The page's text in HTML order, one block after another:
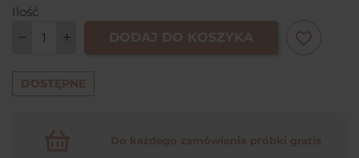
Ilość
DODAJ DO KOSZYKA
favorite_border
DOSTĘPNE
Do każdego zamówienia próbki gratis